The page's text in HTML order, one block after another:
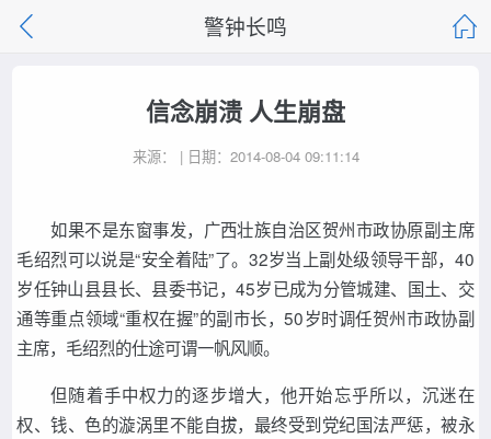
警钟长鸣
信念崩溃 人生崩盘
来源： | 日期：2014-08-04 09:11:14
如果不是东窗事发，广西壮族自治区贺州市政协原副主席
毛绍烈可以说是“安全着陆”了。32岁当上副处级领导干部，40
岁任钟山县县长、县委书记，45岁已成为分管城建、国土、交
通等重点领域“重权在握”的副市长，50岁时调任贺州市政协副
主席，毛绍烈的仕途可谓一帆风顺。
但随着手中权力的逐步增大，他开始忘乎所以，沉迷在
权、钱、色的漩涡里不能自拔，最终受到党纪国法严惩，被永